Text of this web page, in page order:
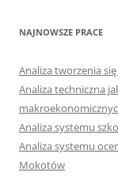
NAJNOWSZE PRACE
Analiza tworzenia
Analiza techniczna
Analiza systemu
Analiza systemu
Mokotów